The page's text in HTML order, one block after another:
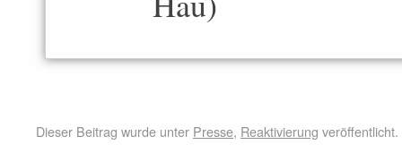
Dieser Beitrag wurde unter Presse, Reaktivierung